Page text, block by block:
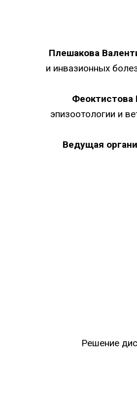
Плешакова
и инвазионных
Феоктистова
эпизоотологии и
Ведущая
Решение